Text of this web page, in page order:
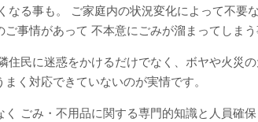
る事も。 ご家庭内の状況変化によって不要
事情があって 不本意にごみが溜まってしまう
民に迷惑をかけるだけでなく、ボヤや火災
く対応できていないのが実情です。
ごみ・不用品に関する専門的知識と人員確